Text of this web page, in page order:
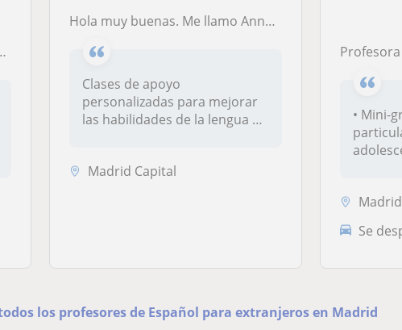
Hola muy buenas. Me llamo Anna y puedo dar clases particulares para todos los niveles en Inglés, Alemán y Español para extranjeros
Clases de apoyo
personalizadas para mejorar
las habilidades de la lengua de
Madrid Capital
Profesora con más de 15
• Mini-
Se
los profesores de Español para extranjeros en Madrid